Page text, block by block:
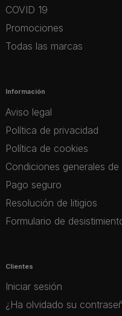
COVID 19
Promociones
Todas las marcas
Información
Aviso legal
Política de privacidad
Política de cookies
Condiciones generales de
Pago seguro
Resolución de litigios
Formulario de
Clientes
Iniciar sesión
¿Ha olvidado su